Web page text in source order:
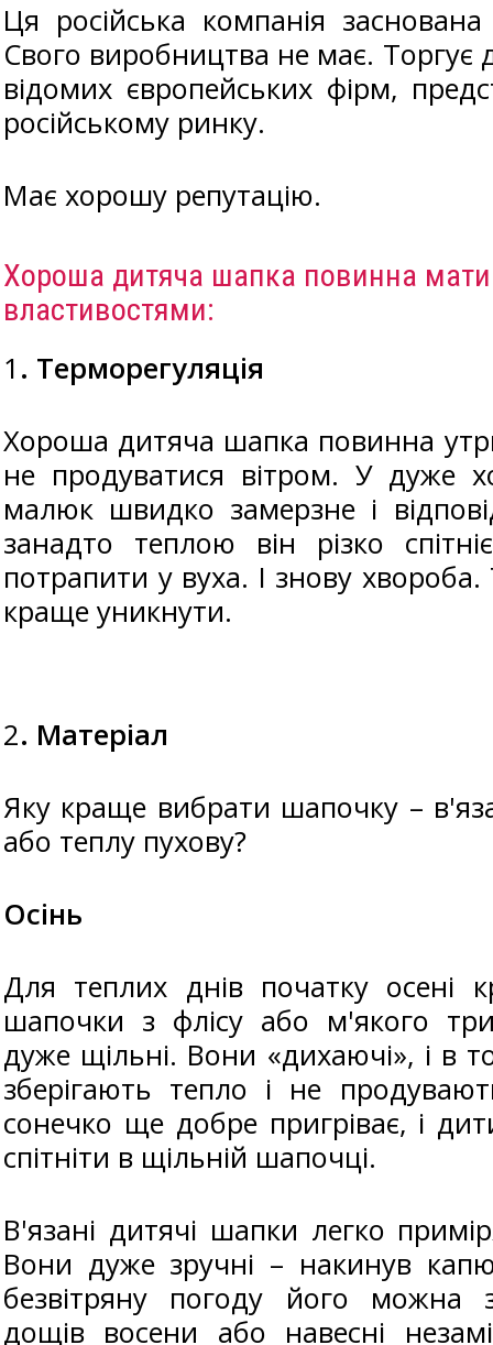
Ця російська компанія
Свого виробництва не має.
відомих європейських фірм,
російському ринку.
Має хорошу репутацію.
Хороша дитяча шапка повинна
властивостями:
1 . Терморегуляція
Хороша дитяча шапка повинна
не продуватися вітром. У дуже
малюк швидко замерзне і
занадто теплою він різко
потрапити у вуха. І знову хвороба.
краще уникнути.
2. Матеріал
Яку краще вибрати шапочку –
або теплу пухову?
Осінь
Для теплих днів початку осені
шапочки з флісу або м'якого
дуже щільні. Вони «дихаючі», і в
зберігають тепло і не
сонечко ще добре пригріває, і
спітніти в щільній шапочці.
В'язані дитячі шапки легко
Вони дуже зручні – накинув
безвітряну погоду його можна
дощів восени або навесні